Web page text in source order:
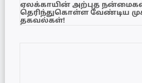
ஏலக்காயின் அற்புத
தெரிந்துகொள்ள வேண்டிய
தகவல்கள்!